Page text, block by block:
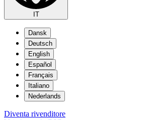
IT
Dansk
Deutsch
English
Español
Français
Italiano
Nederlands
Diventa rivenditore